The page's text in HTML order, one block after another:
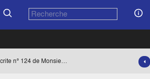
« Projet de réponse à la question écrite n° 124 de Monsieur Vredeling », note de Giancarlo Olmi